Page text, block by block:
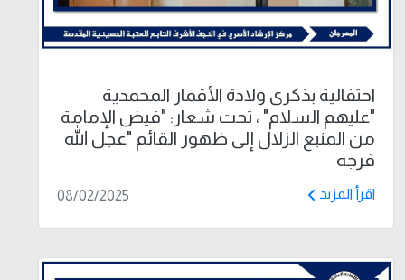
احتفالية بذكرى ولادة الأقمار المحمدية
"عليهم السلام" ، تحت شعار: "فيض الإمامة
من المنبع الزلال إلى ظهور القائم "عجل الله
فرجه
اقرأ المزيد 08/02/2025